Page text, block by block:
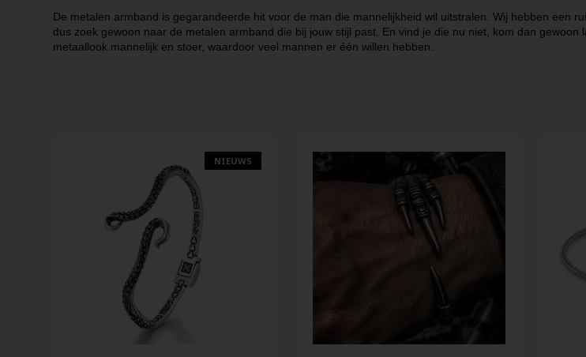
De metalen armband is gegarandeerde hit voor de man die mannelijkheid wil uitstralen. Wij hebben een
dus zoek gewoon naar de metalen armband die bij jouw stijl past. En vind je die nu niet, kom dan
metaallook mannelijk en stoer, waardoor veel mannen er één willen hebben.
NIEUWS